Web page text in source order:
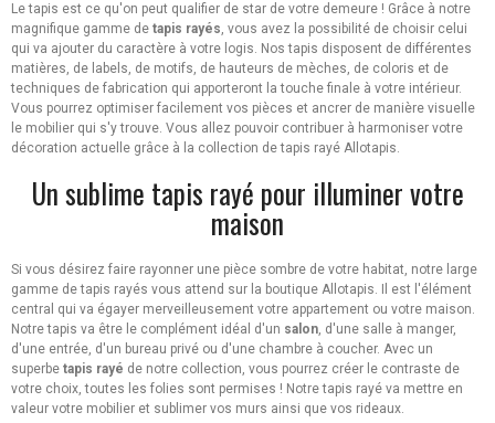
Le tapis est ce qu'on peut qualifier de star de votre demeure ! Grâce à notre
magnifique gamme de tapis rayés, vous avez la possibilité de choisir celui
qui va ajouter du caractère à votre logis. Nos tapis disposent de différentes
matières, de labels, de motifs, de hauteurs de mèches, de coloris et de
techniques de fabrication qui apporteront la touche finale à votre intérieur.
Vous pourrez optimiser facilement vos pièces et ancrer de manière visuelle
le mobilier qui s'y trouve. Vous allez pouvoir contribuer à harmoniser votre
décoration actuelle grâce à la collection de tapis rayé Allotapis.
Un sublime tapis rayé pour illuminer votre
maison
Si vous désirez faire rayonner une pièce sombre de votre habitat, notre large
gamme de tapis rayés vous attend sur la boutique Allotapis. Il est l'élément
central qui va égayer merveilleusement votre appartement ou votre maison.
Notre tapis va être le complément idéal d'un salon, d'une salle à manger,
d'une entrée, d'un bureau privé ou d'une chambre à coucher. Avec un
superbe tapis rayé de notre collection, vous pourrez créer le contraste de
votre choix, toutes les folies sont permises ! Notre tapis rayé va mettre en
valeur votre mobilier et sublimer vos murs ainsi que vos rideaux.